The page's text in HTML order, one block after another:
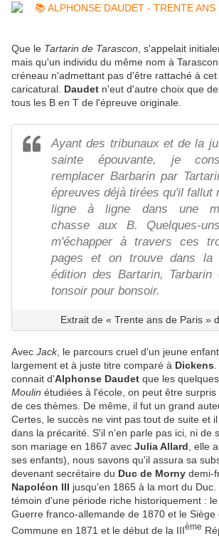
Que le Tartarin de Tarascon , s'appelait
mais qu'un individu du même nom à
créneau n'admettant pas d'être rattaché à
caricatural. Daudet n'eut d'autre choix que
tous les B en T de l'épreuve originale.
Ayant des tribunaux et de la
sainte épouvante, je
remplacer Barbarin par
épreuves déjà tirées qu'il fallut
ligne à ligne dans une
chasse aux B. Quelques-
m'échapper à travers ces
pages et on trouve dans la
édition des Bartarin, Tarbarin
tonsoir pour bonsoir.
Extrait de « Trente ans de Paris »
Avec Jack, le parcours cruel d'un jeune
largement et à juste titre comparé à Dickens
connait d'Alphonse Daudet que les quelques
Moulin étudiées à l'école, on peut être
de ces thèmes. De même, il fut un grand
Certes, le succès ne vint pas tout de suite et
dans la précarité. S'il n'en parle pas ici, ni de
son mariage en 1867 avec Julia Allard , elle
ses enfants), nous savons qu'il assura sa
devenant secrétaire du Duc de Morny demi-
Napoléon III jusqu'en 1865 à la mort du Duc.
témoin d'une période riche historiquement :
Guerre franco-allemande de 1870 et le Siège
Commune en 1871 et le début de la IIIème